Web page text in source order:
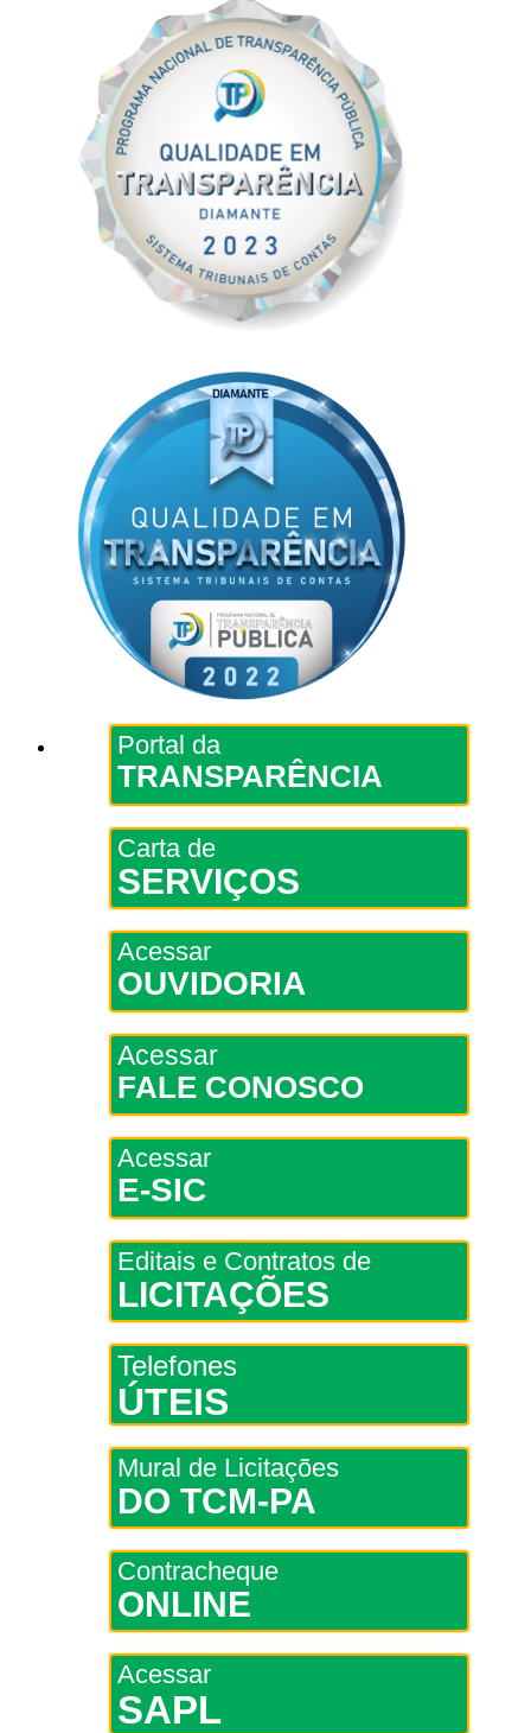
Portal da
TRANSPARÊNCIA
Carta de
SERVIÇOS
Acessar
OUVIDORIA
Acessar
FALE CONOSCO
Acessar
E-SIC
Editais e Contratos de
LICITAÇÕES
Telefones
ÚTEIS
Mural de Licitações
DO TCM-PA
Contracheque
ONLINE
Acessar
SAPL